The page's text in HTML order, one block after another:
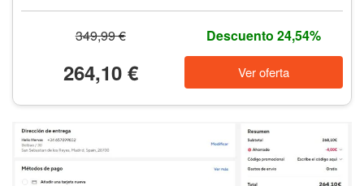
349,99 € Descuento 24,54%
264,10 € Ver oferta